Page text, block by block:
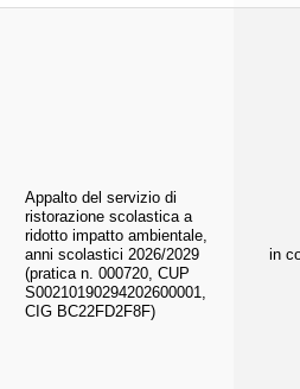
Appalto del servizio di
ristorazione scolastica a
ridotto impatto ambientale,
anni scolastici 2026/2029
(pratica n. 000720, CUP
S00210190294202600001,
CIG BC22FD2F8F)
in